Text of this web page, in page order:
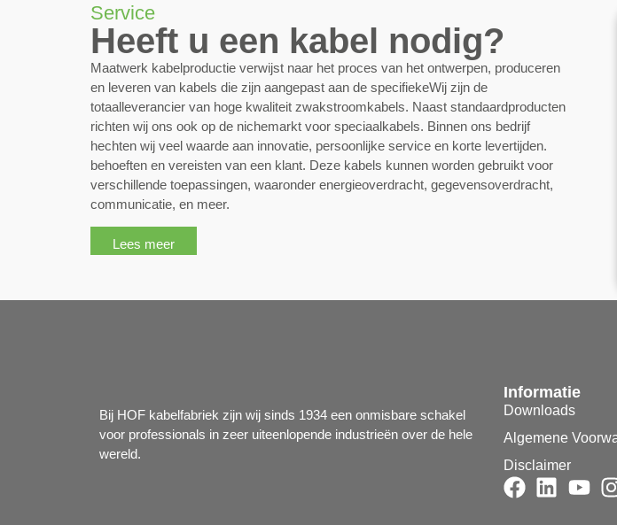
Service
Heeft u een kabel nodig?
Maatwerk kabelproductie verwijst naar het proces van het ontwerpen, produceren
en leveren van kabels die zijn aangepast aan de specifiekeWij zijn de
totaalleverancier van hoge kwaliteit zwakstroomkabels. Naast standaardproducten
richten wij ons ook op de nichemarkt voor speciaalkabels. Binnen ons bedrijf
hechten wij veel waarde aan innovatie, persoonlijke service en korte levertijden.
behoeften en vereisten van een klant. Deze kabels kunnen worden gebruikt voor
verschillende toepassingen, waaronder energieoverdracht, gegevensoverdracht,
communicatie, en meer.
Lees meer
Bij HOF kabelfabriek zijn wij sinds 1934 een onmisbare schakel
voor professionals in zeer uiteenlopende industrieën over de hele
wereld.
Informatie
Downloads
Algemene
Disclaimer